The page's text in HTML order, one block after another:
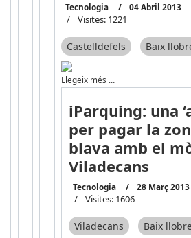
Tecnologia 04 Abril 2013
Visites: 1221
Castelldefels Baix
Llegeix més …
iParquing: una
per pagar la
blava amb el
Viladecans
Tecnologia 28 Març 2013
Visites: 1606
Viladecans Baix